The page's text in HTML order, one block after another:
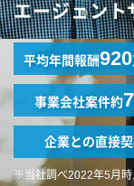
エージェント
平均年間報酬920
事業会社案件約7
企業との直接
※当社調べ2022年5月時